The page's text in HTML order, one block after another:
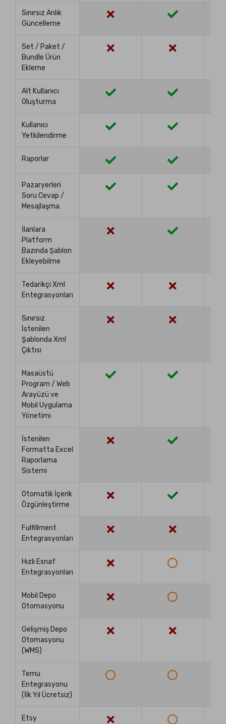
Sınırsız Anlık
Güncelleme
Set / Paket /
Bundle Ürün
Ekleme
Alt Kullanıcı
Oluşturma
Kullanıcı
Yetkilendirme
Raporlar
Pazaryerleri
Soru Cevap /
Mesajlaşma
İlanlara
Platform
Bazında Şablon
Ekleyebilme
Tedarikçi Xml
Entegrasyonları
Sınırsız
İstenilen
Şablonda Xml
Çıktısı
Masaüstü
Program / Web
Arayüzü ve
Mobil Uygulama
Yönetimi
İstenilen
Formatta Excel
Raporlama
Sistemi
Otomatik İçerik
Özgünleştirme
Fulfillment
Entegrasyonları
Hızlı Esnaf
Entegrasyonları
Mobil Depo
Otomasyonu
Gelişmiş Depo
Otomasyonu
(WMS)
Temu
Entegrasyonu
(İlk Yıl Ücretsiz)
Etsy